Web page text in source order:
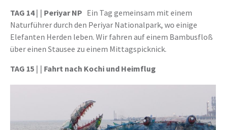
TAG 14| | Periyar NP Ein Tag gemeinsam mit einem
Naturführer durch den Periyar Nationalpark, wo einige
Elefanten Herden leben. Wir fahren auf einem Bambusfloß
über einen Stausee zu einem Mittagspicknick.
TAG 15 | | Fahrt nach Kochi und Heimflug